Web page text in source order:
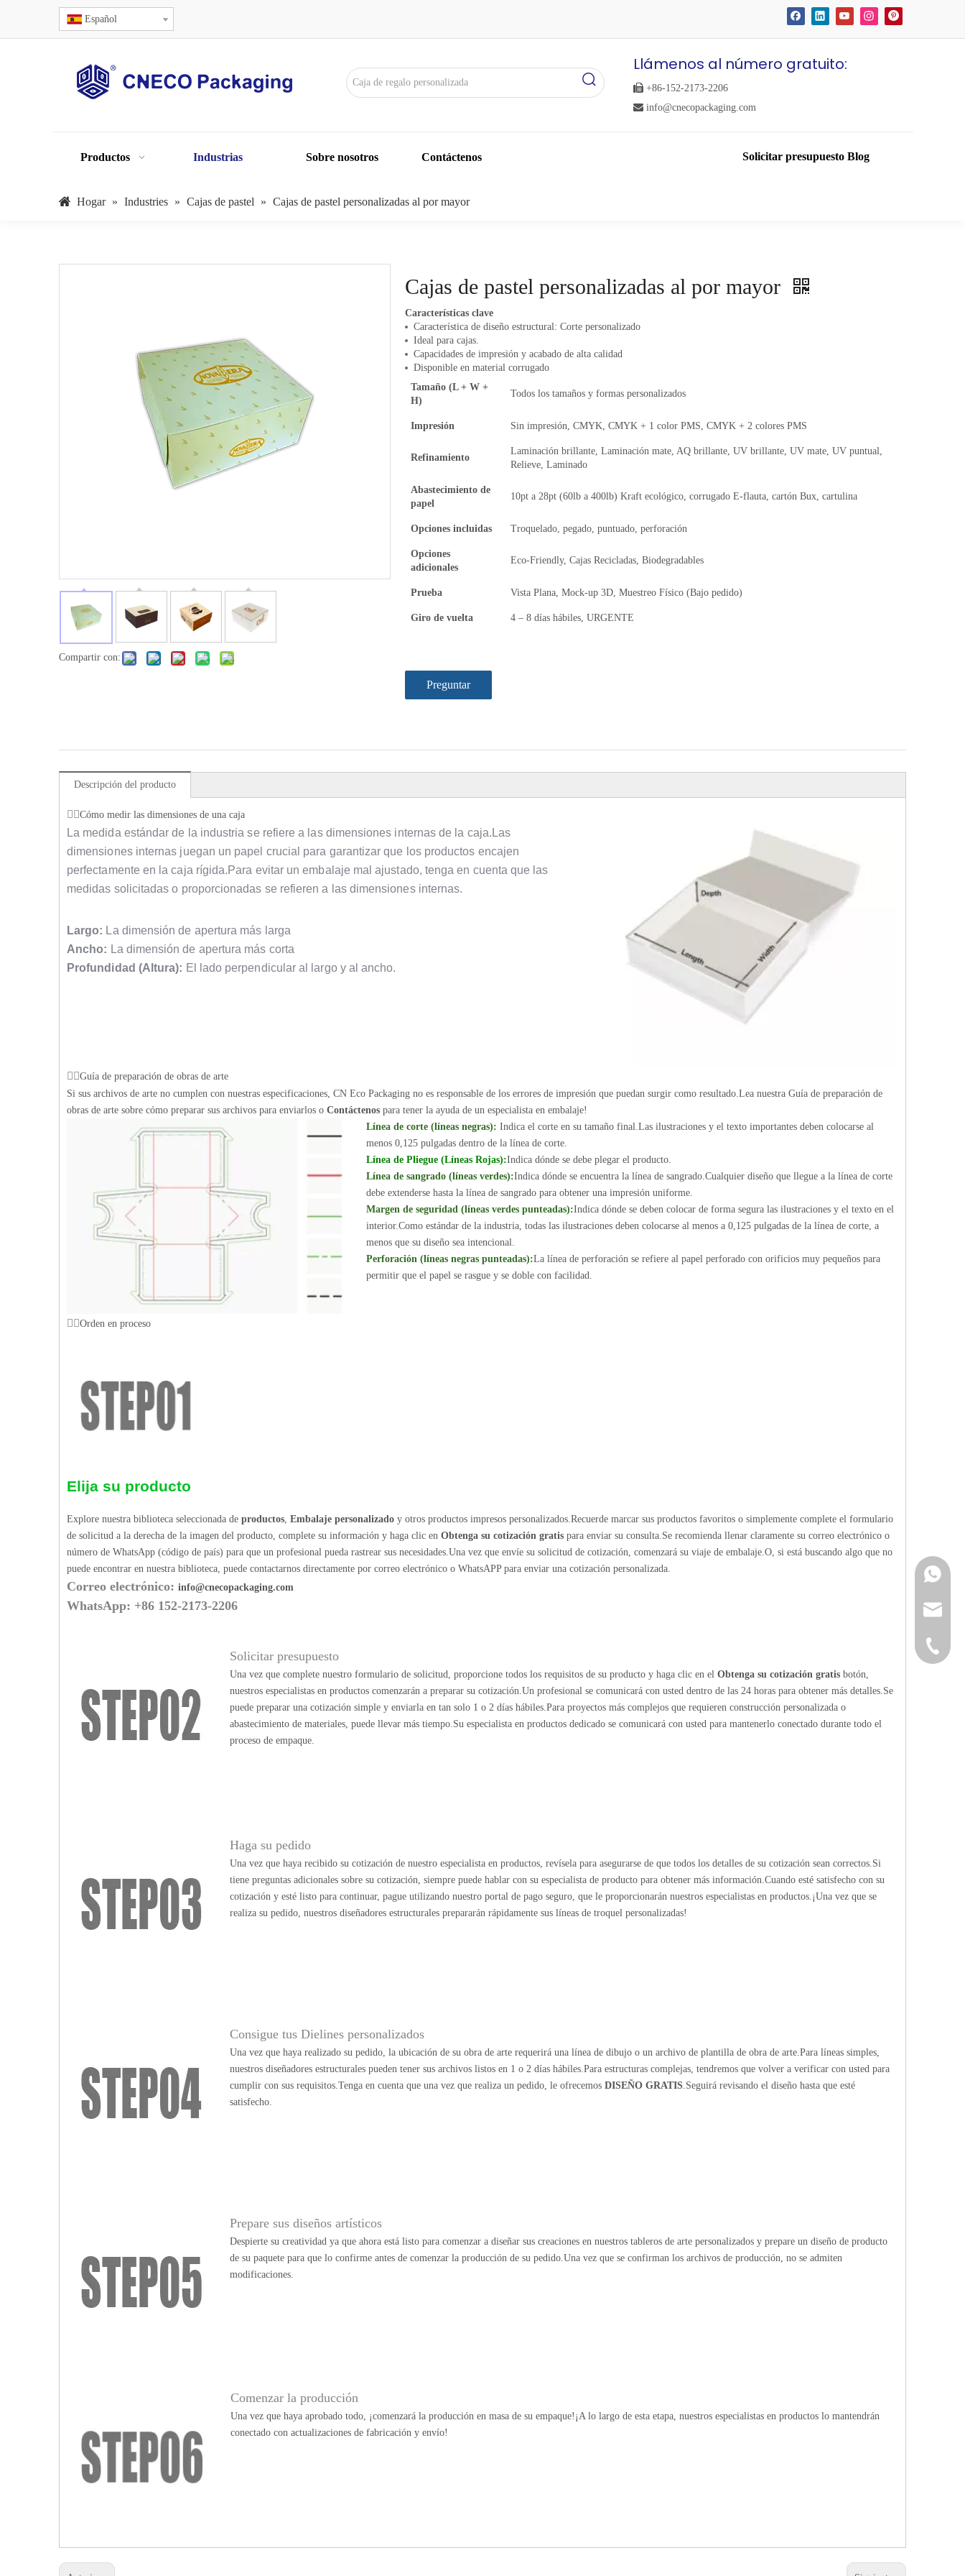
Español
Llámenos al número gratuito:
 +86-152-2173-2206
 info@cnecopackaging.com
Productos Industrias Sobre nosotros Contáctenos Solicitar presupuesto Blog
Hogar » Industries » Cajas de pastel » Cajas de pastel personalizadas al por mayor
Compartir con:
Cajas de pastel personalizadas al por mayor
Características clave
Característica de diseño estructural: Corte personalizado
Ideal para cajas.
Capacidades de impresión y acabado de alta calidad
Disponible en material corrugado
Tamaño (L + W +
H)
Todos los tamaños y formas personalizados
Impresión Sin impresión, CMYK, CMYK + 1 color PMS, CMYK + 2 colores PMS
Refinamiento
Laminación brillante, Laminación mate, AQ brillante, UV brillante, UV mate, UV puntual,
Relieve, Laminado
Abastecimiento de
papel
10pt a 28pt (60lb a 400lb) Kraft ecológico, corrugado E-flauta, cartón Bux, cartulina
Opciones incluidas Troquelado, pegado, puntuado, perforación
Opciones
adicionales
Eco-Friendly, Cajas Recicladas, Biodegradables
Prueba Vista Plana, Mock-up 3D, Muestreo Físico (Bajo pedido)
Giro de vuelta 4 – 8 días hábiles, URGENTE
Preguntar
Descripción del producto
Cómo medir las dimensiones de una caja
La medida estándar de la industria se refiere a las dimensiones internas de la caja.Las
dimensiones internas juegan un papel crucial para garantizar que los productos encajen
perfectamente en la caja rígida.Para evitar un embalaje mal ajustado, tenga en cuenta que las
medidas solicitadas o proporcionadas se refieren a las dimensiones internas.
Largo: La dimensión de apertura más larga
Ancho: La dimensión de apertura más corta
Profundidad (Altura): El lado perpendicular al largo y al ancho.
Guía de preparación de obras de arte
Si sus archivos de arte no cumplen con nuestras especificaciones, CN Eco Packaging no es responsable de los errores de impresión que puedan surgir como resultado.Lea nuestra Guía de preparación de
obras de arte sobre cómo preparar sus archivos para enviarlos o Contáctenos para tener la ayuda de un especialista en embalaje!
Línea de corte (líneas negras): Indica el corte en su tamaño final.Las ilustraciones y el texto importantes deben colocarse al
menos 0,125 pulgadas dentro de la línea de corte.
Línea de Pliegue (Líneas Rojas):Indica dónde se debe plegar el producto.
Línea de sangrado (líneas verdes):Indica dónde se encuentra la línea de sangrado.Cualquier diseño que llegue a la línea de corte
debe extenderse hasta la línea de sangrado para obtener una impresión uniforme.
Margen de seguridad (líneas verdes punteadas):Indica dónde se deben colocar de forma segura las ilustraciones y el texto en el
interior.Como estándar de la industria, todas las ilustraciones deben colocarse al menos a 0,125 pulgadas de la línea de corte, a
menos que su diseño sea intencional.
Perforación (líneas negras punteadas):La línea de perforación se refiere al papel perforado con orificios muy pequeños para
permitir que el papel se rasgue y se doble con facilidad.
Orden en proceso
Elija su producto
Explore nuestra biblioteca seleccionada de productos Embalaje personalizado y otros productos impresos personalizados.Recuerde marcar sus productos favoritos o simplemente complete el formulario
de solicitud a la derecha de la imagen del producto, complete su información y haga clic en Obtenga su cotización gratis para enviar su consulta.Se recomienda llenar claramente su correo electrónico o
número de WhatsApp (código de país) para que un profesional pueda rastrear sus necesidades.Una vez que envíe su solicitud de cotización, comenzará su viaje de embalaje.O, si está buscando algo que no
puede encontrar en nuestra biblioteca, puede contactarnos directamente por correo electrónico o WhatsAPP para enviar una cotización personalizada.
Correo electrónico: info@cnecopackaging.com
WhatsApp: +86 152-2173-2206
Solicitar presupuesto
Una vez que complete nuestro formulario de solicitud, proporcione todos los requisitos de su producto y haga clic en elObtenga su cotización gratis botón,
nuestros especialistas en productos comenzarán a preparar su cotización.Un profesional se comunicará con usted dentro de las 24 horas para obtener más detalles.Se
puede preparar una cotización simple y enviarla en tan solo 1 o 2 días hábiles.Para proyectos más complejos que requieren construcción personalizada o
abastecimiento de materiales, puede llevar más tiempo.Su especialista en productos dedicado se comunicará con usted para mantenerlo conectado durante todo el
proceso de empaque.
Haga su pedido
Una vez que haya recibido su cotización de nuestro especialista en productos, revísela para asegurarse de que todos los detalles de su cotización sean correctos.Si
tiene preguntas adicionales sobre su cotización, siempre puede hablar con su especialista de producto para obtener más información.Cuando esté satisfecho con su
cotización y esté listo para continuar, pague utilizando nuestro portal de pago seguro, que le proporcionarán nuestros especialistas en productos.¡Una vez que se
realiza su pedido, nuestros diseñadores estructurales prepararán rápidamente sus líneas de troquel personalizadas!
Consigue tus Dielines personalizados
Una vez que haya realizado su pedido, la ubicación de su obra de arte requerirá una línea de dibujo o un archivo de plantilla de obra de arte.Para líneas simples,
nuestros diseñadores estructurales pueden tener sus archivos listos en 1 o 2 días hábiles.Para estructuras complejas, tendremos que volver a verificar con usted para
cumplir con sus requisitos.Tenga en cuenta que una vez que realiza un pedido, le ofrecemosDISEÑO GRATIS .Seguirá revisando el diseño hasta que esté
satisfecho.
Prepare sus diseños artísticos
Despierte su creatividad ya que ahora está listo para comenzar a diseñar sus creaciones en nuestros tableros de arte personalizados y prepare un diseño de producto
de su paquete para que lo confirme antes de comenzar la producción de su pedido.Una vez que se confirman los archivos de producción, no se admiten
modificaciones.
Comenzar la producción
Una vez que haya aprobado todo, ¡comenzará la producción en masa de su empaque!¡A lo largo de esta etapa, nuestros especialistas en productos lo mantendrán
conectado con actualizaciones de fabricación y envío!
+86-